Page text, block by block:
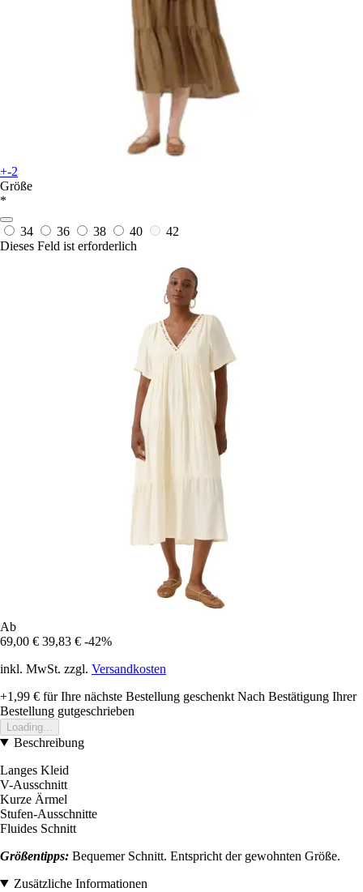
+-2
Größe
*
34 36 38 40
42
Dieses Feld ist erforderlich
Ab
69,00 € 39,83 € -42%
inkl. MwSt. zzgl. Versandkosten
+1,99 € für Ihre nächste Bestellung geschenkt Nach Bestätigung Ihrer
Bestellung gutgeschrieben
Loading...
Beschreibung
Langes Kleid
V-Ausschnitt
Kurze Ärmel
Stufen-Ausschnitte
Fluides Schnitt
Größentipps: Bequemer Schnitt. Entspricht der gewohnten Größe.
Zusätzliche Informationen